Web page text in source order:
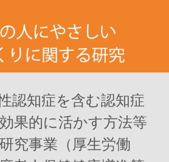
認知症を含む認知症
果的に活かす方法等
究事業（厚生労働